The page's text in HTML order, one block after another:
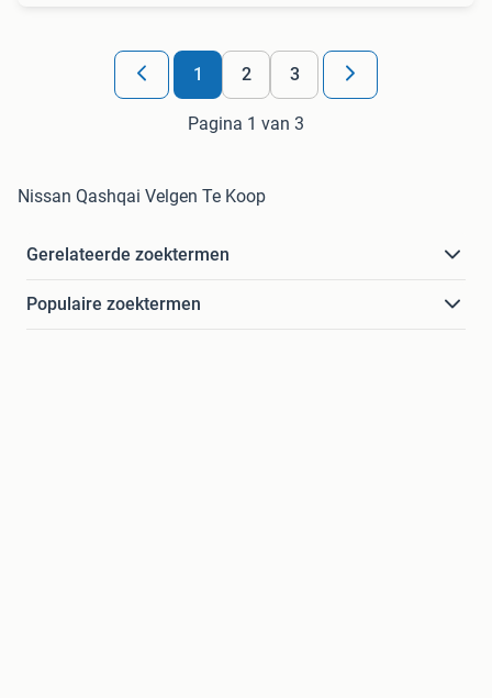
1 2 3
Pagina 1 van 3
Nissan Qashqai Velgen Te Koop
Gerelateerde zoektermen
Populaire zoektermen